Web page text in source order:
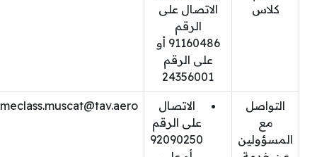
كلاس
الاتصال على
الرقم
91160486 أو
على الرقم
24356001
التواصل
مع
المسؤولين
الاتصال
على الرقم
92090250